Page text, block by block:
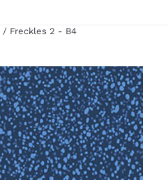
/ Freckles 2 - B4